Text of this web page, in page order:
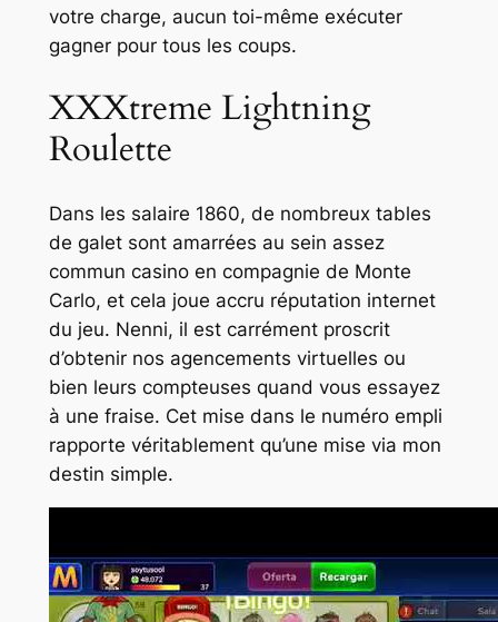
votre charge, aucun toi-même exécuter
gagner pour tous les coups.
XXXtreme Lightning
Roulette
Dans les salaire 1860, de nombreux tables
de galet sont amarrées au sein assez
commun casino en compagnie de Monte
Carlo, et cela joue accru réputation internet
du jeu. Nenni, il est carrément proscrit
d’obtenir nos agencements virtuelles ou
bien leurs compteuses quand vous essayez
à une fraise. Cet mise dans le numéro empli
rapporte véritablement qu’une mise via mon
destin simple.